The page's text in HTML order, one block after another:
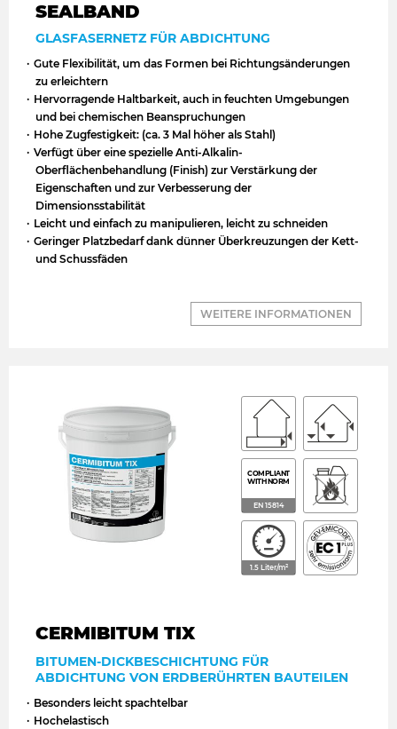
SEALBAND
GLASFASERNETZ FÜR ABDICHTUNG
Gute Flexibilität, um das Formen bei Richtungsänderungen
zu erleichtern
Hervorragende Haltbarkeit, auch in feuchten Umgebungen
und bei chemischen Beanspruchungen
Hohe Zugfestigkeit: (ca. 3 Mal höher als Stahl)
Verfügt über eine spezielle Anti-Alkalin-
Oberflächenbehandlung (Finish) zur Verstärkung der
Eigenschaften und zur Verbesserung der
Dimensionsstabilität
Leicht und einfach zu manipulieren, leicht zu schneiden
Geringer Platzbedarf dank dünner Überkreuzungen der Kett-
und Schussfäden
WEITERE INFORMATIONEN
CERMIBITUM TIX
BITUMEN-DICKBESCHICHTUNG FÜR
ABDICHTUNG VON ERDBERÜHRTEN BAUTEILEN
Besonders leicht spachtelbar
Hochelastisch
COMPLIANT
WITH NORM
EN 15814
1.5 Liter/m²